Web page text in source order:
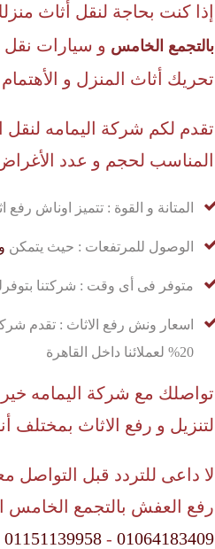
إذا كنت بحاجة لنقل أثاث
بالتجمع الخامس و سيارات نقل
تحريك أثاث المنزل و
تقدم لكم شركة اليمامه لنقل
المناسب لحجم و عدد الأغراض
المتانة و القوة : تتميز اوناش
الوصول للمرتفعات : حيث يتمكن
متوفر فى أى وقت : شركتنا
اسعار ونش رفع الاثاث : تقدم
20% لعملائنا داخل القاهرة
تواصلك مع شركة اليمامه
لتنزيل و رفع الاثاث بمختلف
لا داعى للتردد قبل التواصل
رفع العفش بالتجمع الخامس
01064183409
-
01151139958